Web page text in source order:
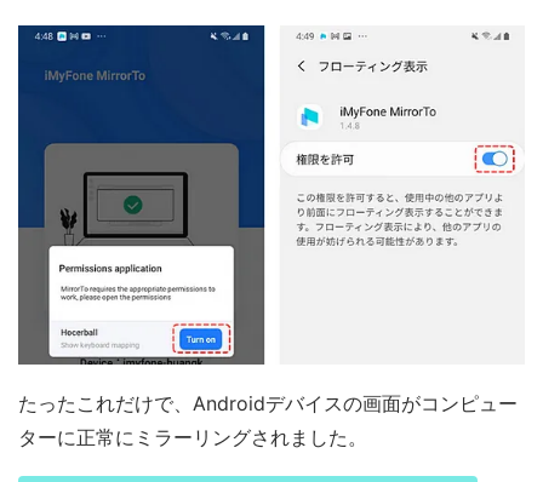
たったこれだけで、Androidデバイスの画面がコンピュー
ターに正常にミラーリングされました。